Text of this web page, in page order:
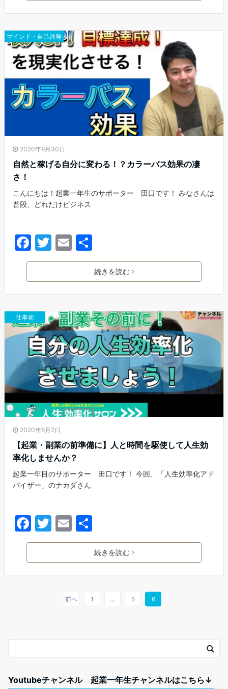
e
b
o
o
k
er l
マインド・自己啓発
2020年9月30日
自然と稼げる自分に変わる！？カラーバス効果の凄
さ！
こんにちは！起業一年生のサポーター 田口です！ みなさんは
普段、どれだけビジネス
F
a
e
b
o
o
k
T
w
er
E
m
l
有
続きを読む
仕事術
2020年8月2日
【起業・副業の前準備に】人と時間を駆使して人生効
率化しませんか？
起業一年目のサポーター 田口です！ 今回、「人生効率化アド
バイザー」のナカダさん
F
a
e
k
T
w
er
E
m
l
有
続きを読む
前へ 1 … 5 6
Youtubeチャンネル 起業一年生チャンネルはこちら↓